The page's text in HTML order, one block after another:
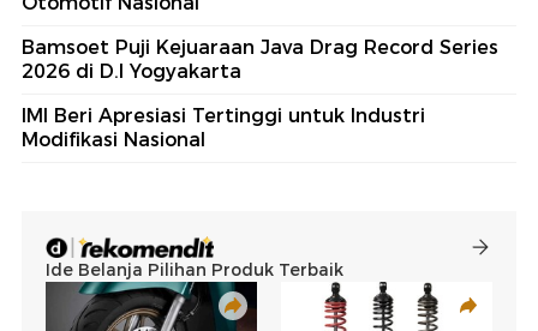
Bamsoet Puji Kejuaraan Java Drag Record Series
2026 di D.I Yogyakarta
IMI Beri Apresiasi Tertinggi untuk Industri
Modifikasi Nasional